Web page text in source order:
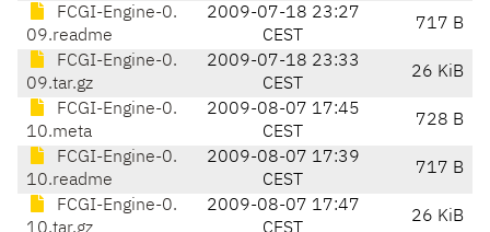
FCGI-Engine-0.
09.readme
2009-07-18 23:27
CEST
717 B
FCGI-Engine-0.
09.tar.gz
2009-07-18 23:33
CEST
26 KiB
FCGI-Engine-0.
10.meta
2009-08-07 17:45
CEST
728 B
FCGI-Engine-0.
10.readme
2009-08-07 17:39
CEST
717 B
FCGI-Engine-0.
2009-08-07 17:47
26 KiB